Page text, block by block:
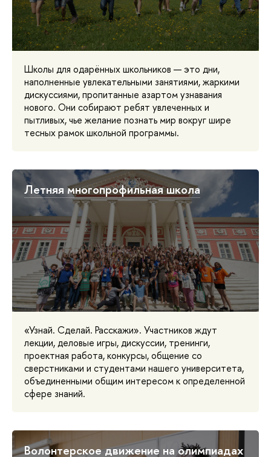
Школы для одарённых школьников — это дни,
наполненные увлекательными занятиями, жаркими
дискуссиями, пропитанные азартом узнавания
нового. Они собирают ребят увлеченных и
пытливых, чье желание познать мир вокруг шире
тесных рамок школьной программы.
Летняя многопрофильная школа
«Узнай. Сделай. Расскажи». Участников ждут
лекции, деловые игры, дискуссии, тренинги,
проектная работа, конкурсы, общение со
сверстниками и студентами нашего университета,
объединенными общим интересом к определенной
сфере знаний.
Волонтерское движение на олимпиадах